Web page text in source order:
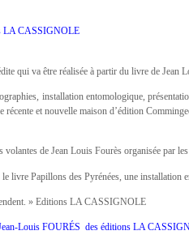
LA CASSIGNOLE
qui va être réalisée à partir du livre de Jean
installation entomologique,
et nouvelle maison d’édition
de Jean Louis Fourès organisée par
livre Papillons des Pyrénées, une installation
» Editions LA CASSIGNOLE
Louis FOURÉS des éditions LA